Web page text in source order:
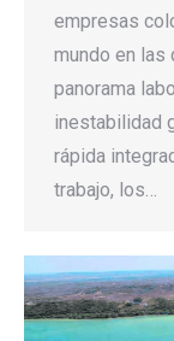
empresas
mundo en las
panorama
inestabilidad
rápida
trabajo, los…